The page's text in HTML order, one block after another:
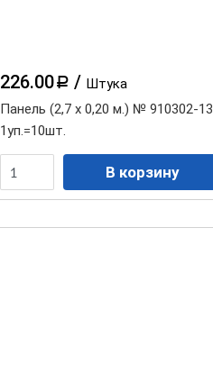
226.00 a / Штука
Панель (2,7 х 0,20 м.) № 910302-13
1уп.=10шт.